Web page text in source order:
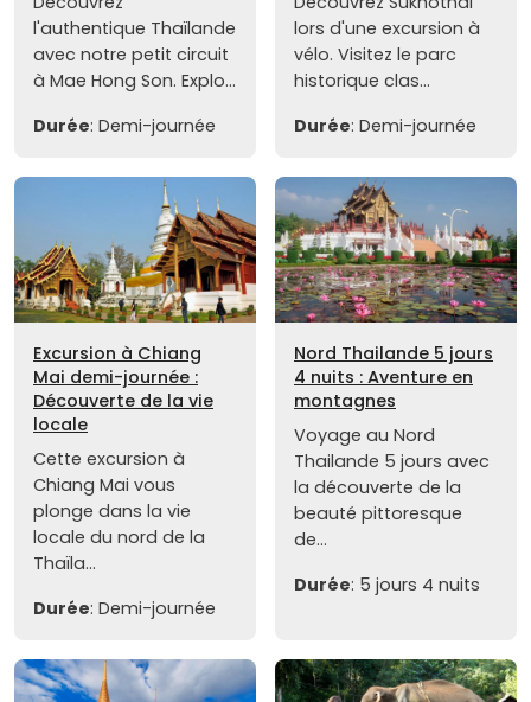
l'authentique Thaïlande
avec notre petit circuit
à Mae Hong Son. Explo...
Durée: Demi-journée
lors d'une excursion à
vélo. Visitez le parc
historique clas...
Durée: Demi-journée
Excursion à Chiang
Mai demi-journée :
Découverte de la vie
locale
Cette excursion à
Chiang Mai vous
plonge dans la vie
locale du nord de la
Thaïla...
Durée: Demi-journée
Nord Thailande 5 jours
4 nuits : Aventure en
montagnes
Voyage au Nord
Thailande 5 jours avec
la découverte de la
beauté pittoresque
de...
Durée: 5 jours 4 nuits